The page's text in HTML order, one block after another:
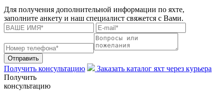
Для получения дополнительной информации по яхте,
заполните анкету и наш специалист свяжется с Вами.
Отправить
Получить консультацию
Заказать каталог яхт через курьера
Получить
консультацию